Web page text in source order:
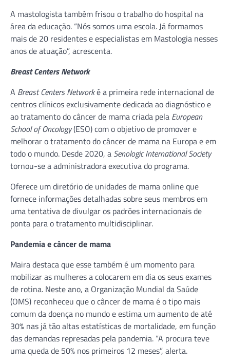
A mastologista também frisou o trabalho do hospital na
área da educação. “Nós somos uma escola. Já formamos
mais de 20 residentes e especialistas em Mastologia nesses
anos de atuação”, acrescenta.
Breast Centers Network
A Breast Centers Networké a primeira rede internacional de
centros clínicos exclusivamente dedicada ao diagnóstico e
ao tratamento do câncer de mama criada pela European
School of Oncology(ESO) com o objetivo de promover e
melhorar o tratamento do câncer de mama na Europa e em
todo o mundo. Desde 2020, a Senologic International Society
tornou-se a administradora executiva do programa.
Oferece um diretório de unidades de mama online que
fornece informações detalhadas sobre seus membros em
uma tentativa de divulgar os padrões internacionais de
ponta para o tratamento multidisciplinar.
Pandemia e câncer de mama
Maira destaca que esse também é um momento para
mobilizar as mulheres a colocarem em dia os seus exames
de rotina. Neste ano, a Organização Mundial da Saúde
(OMS) reconheceu que o câncer de mama é o tipo mais
comum da doença no mundo e estima um aumento de até
30% nas já tão altas estatísticas de mortalidade, em função
das demandas represadas pela pandemia. “A procura teve
uma queda de 50% nos primeiros 12 meses”, alerta.